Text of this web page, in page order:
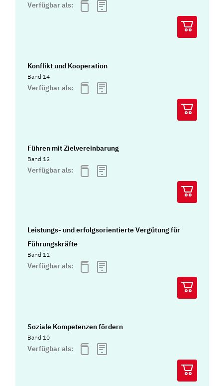
Verfügbar als:
Konflikt und Kooperation
Band 14
Verfügbar als:
Führen mit Zielvereinbarung
Band 12
Verfügbar als:
Leistungs- und erfolgsorientierte Vergütung für
Führungskräfte
Band 11
Verfügbar als:
Soziale Kompetenzen fördern
Band 10
Verfügbar als: